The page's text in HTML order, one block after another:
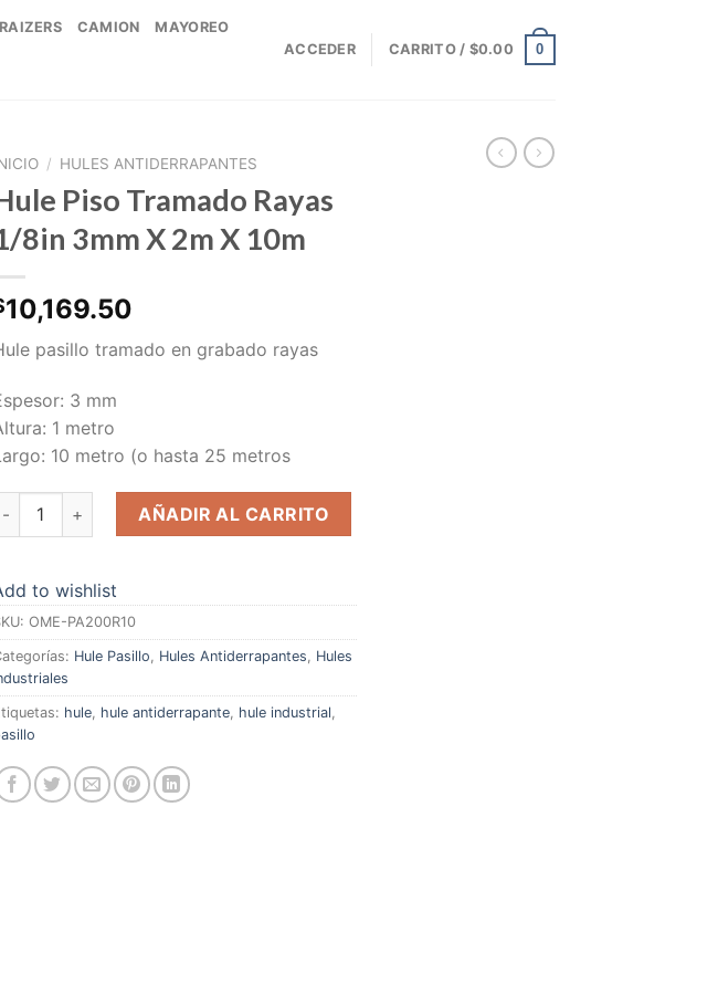
RAIZERS CAMION MAYOREO
ACCEDER CARRITO / $0.00 0
/ HULES ANTIDERRAPANTES
Piso Tramado Rayas
8in 3mm X 2m X 10m
10,169.50
pasillo tramado en grabado rayas
3 mm
1 metro
10 metro (o hasta 25 metros
Hule Piso Tramado Rayas 1/8in 3mm X 2m X 10m cantidad
AÑADIR AL CARRITO
to wishlist
OME-PA200R10
Hule Pasillo, Hules Antiderrapantes, Hules
hule, hule antiderrapante, hule industrial,